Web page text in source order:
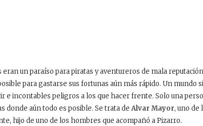
un paraíso para piratas y aventureros de mala
para gastarse sus fortunas aún más rápido. Un mundo
e incontables peligros a los que hacer frente. Solo una
donde aún todo es posible. Se trata deAlvar Mayor, uno de
hijo de uno de los hombres que acompañó a Pizarro.